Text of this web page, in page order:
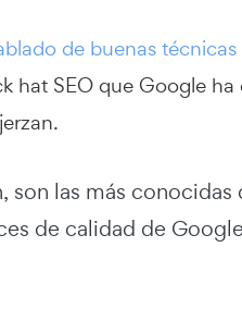
de buenas técnicas
hat SEO que Google
las más conocidas
de calidad de